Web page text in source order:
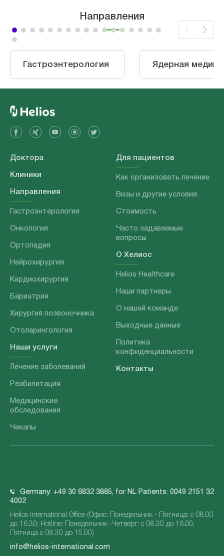
Направления
Гастроэнтерология Ядерная
Доктора
Клиники
Направления
Гастроэнтерология
Онкология
Ортопедия
Нейрохирургия
Кардиохирургия
Бариатрия
Хирургия позвоночника
Отоларингология
Наши услуги
Лечение заболеваний
Реабилитация
Медицинские
обследования
Чекапы
Для пациентов
Как организовать лечение
Визы и другие условия
Стоимость
Часто задаваемые
вопросы
О Хелиос
Helios Healthcare
Наши партнеры
О нашей команде
Выходные данные
Политика
конфиденциальности
Контакты
Germany: +49 30 6832 3885, for NL Patients: 0049 2151 32
4002
Helios International Office (Офис: Понедельник - Пятница: с 08.00
до 16.30; Hotline: Понедельник -Четверг: с 08.30 до 16.00,
Пятница с 08.30 до 15.00)
info@helios-international.com